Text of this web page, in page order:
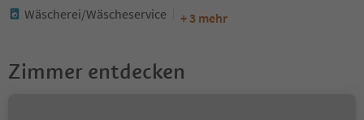
Wäscherei/Wäscheservice
+ 3 mehr
Zimmer entdecken